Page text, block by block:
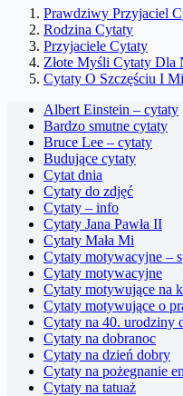
Prawdziwy Przyjaciel
Rodzina Cytaty
Przyjaciele Cytaty
Złote Myśli Cytaty Dla
Cytaty O Szczęściu I
Albert Einstein – cytaty
Bardzo smutne cytaty
Bruce Lee – cytaty
Budujące cytaty
Cytat dnia
Cytaty do zdjęć
Cytaty – info
Cytaty Jana Pawła II
Cytaty Mała Mi
Cytaty motywacyjne –
Cytaty motywacyjne
Cytaty motywujące na
Cytaty motywujące o
Cytaty na 40. urodziny
Cytaty na dobranoc
Cytaty na dzień dobry
Cytaty na pożegnanie
Cytaty na tatuaż